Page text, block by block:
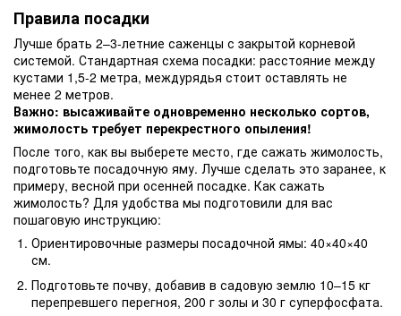
Правила посадки
Лучше брать 2–3-летние саженцы с закрытой корневой
системой. Стандартная схема посадки: расстояние между
кустами 1,5-2 метра, междурядья стоит оставлять не
менее 2 метров.
Важно: высаживайте одновременно несколько сортов,
жимолость требует перекрестного опыления!
После того, как вы выберете место, где сажать жимолость,
подготовьте посадочную яму. Лучше сделать это заранее, к
примеру, весной при осенней посадке. Как сажать
жимолость? Для удобства мы подготовили для вас
пошаговую инструкцию:
Ориентировочные размеры посадочной ямы: 40×40×40
см.
Подготовьте почву, добавив в садовую землю 10–15 кг
перепревшего перегноя, 200 г золы и 30 г суперфосфата.